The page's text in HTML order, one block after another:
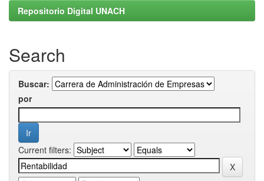
navigationRepositorio Digital UNACH
Search
Buscar:
por
Current filters: